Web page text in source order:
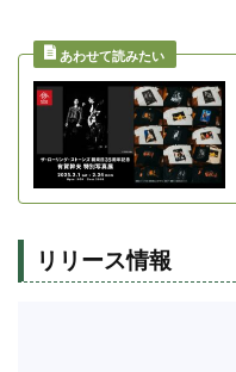
リリース情報